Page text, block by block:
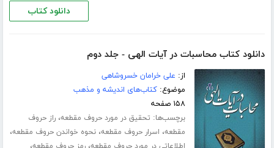
دانلود کتاب
دانلود کتاب محاسبات در آیات الهی - جلد دوم
از: علی خرامان خسروشاهی
موضوع:کتاب‌های اندیشه و مذهب
۱۵۸ صفحه
برچسب‌ها: تحقیق در مورد حروف مقطعه،راز حروف
مقطعه، اسرار حروف مقطعه،نحوه خواندن حروف مقطعه،
اطلاعاتی در مورد حروف مقطعه رمز حروف مقطعه